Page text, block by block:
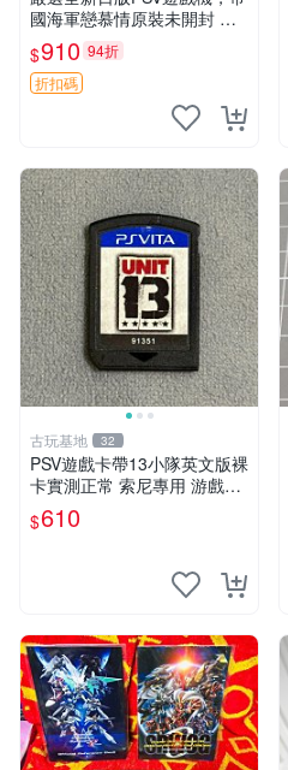
國海軍戀慕情原裝未開封 電
玩 主題 測試
$910 94折
折扣碼
古玩基地 32
PSV遊戲卡帶13小隊英文版裸
卡實測正常 索尼專用 游戲硬
體原廠卡帶 13小隊 psv 卡帶
嚴選
$610